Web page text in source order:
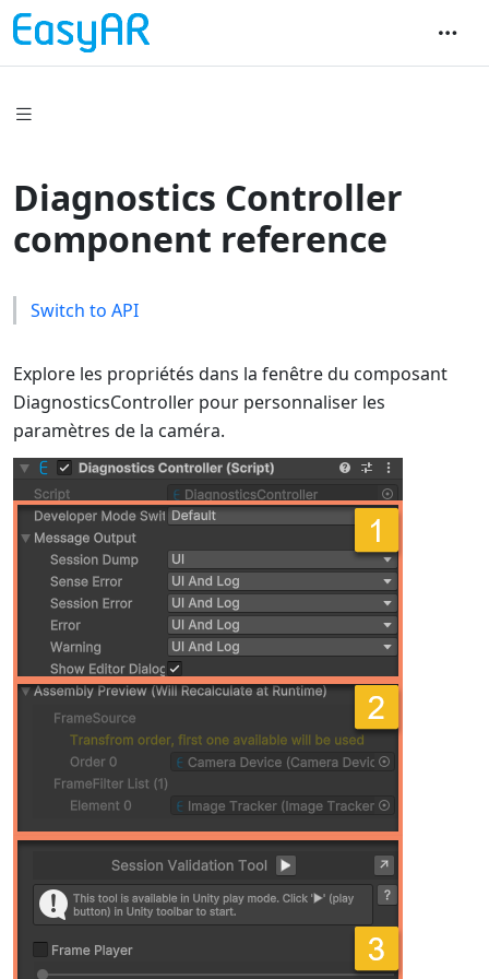
Diagnostics Controller
component reference
Switch to API
Explore les propriétés dans la fenêtre du composant
DiagnosticsController pour personnaliser les
paramètres de la caméra.